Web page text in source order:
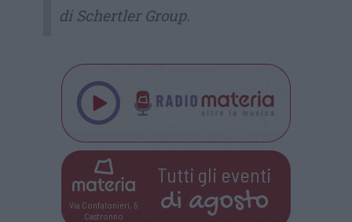
di Schertler Group.
Via Confalonieri, 5
Castronno
Tutti gli eventi
di agosto